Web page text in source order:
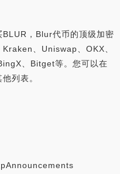
，Blur代币的顶级加密
、Uniswap、OKX、
、Bitget等。您可以在
列表。